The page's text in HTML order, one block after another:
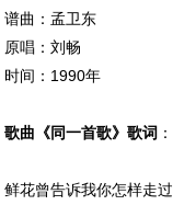
谱曲：孟卫东
原唱：刘畅
时间：1990年
歌曲《同一首歌》歌词 ：
鲜花曾告诉我你怎样走过